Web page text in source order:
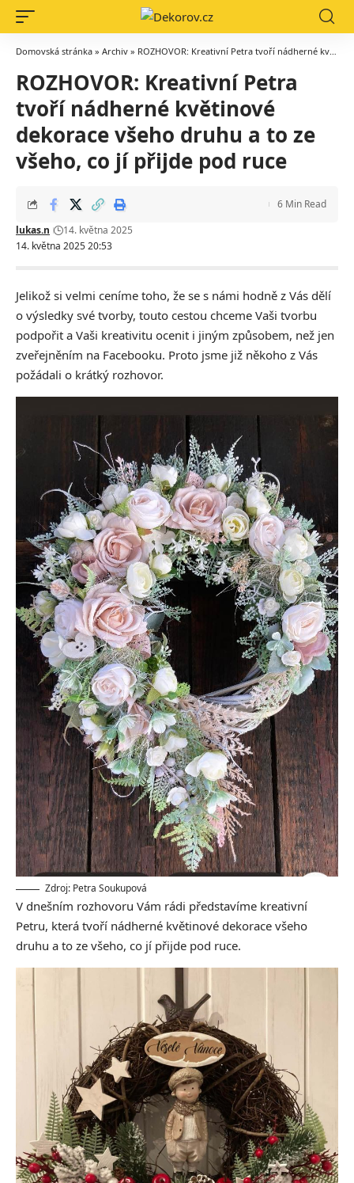
Domovská stránka » Archiv » ROZHOVOR: Kreativní Petra tvoří nádherné květinové dekorace všeho druhu a to ze všeho, co jí přijde pod ruce
ROZHOVOR: Kreativní Petra
tvoří nádherné květinové
dekorace všeho druhu a to ze
všeho, co jí přijde pod ruce
14. května 2025 20:53
lukas.n 14. května 2025
6 Min Read
Jelikož si velmi ceníme toho, že se s námi hodně z Vás dělí
o výsledky své tvorby, touto cestou chceme Vaši tvorbu
podpořit a Vaši kreativitu ocenit i jiným způsobem, než jen
zveřejněním na Facebooku. Proto jsme již někoho z Vás
požádali o krátký rozhovor.
Zdroj: Petra Soukupová
V dnešním rozhovoru Vám rádi představíme kreativní
Petru, která tvoří nádherné květinové dekorace všeho
druhu a to ze všeho, co jí přijde pod ruce.